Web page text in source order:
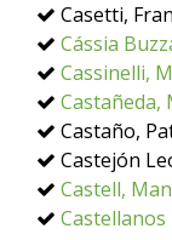
Casetti,
Cássia
Cassinelli,
Castañeda,
Castaño,
Castejón
Castell,